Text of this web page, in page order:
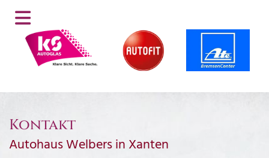
Kontakt
Autohaus Welbers in Xanten